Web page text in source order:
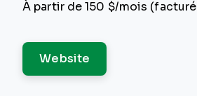
À partir de 150 $/mois
Website